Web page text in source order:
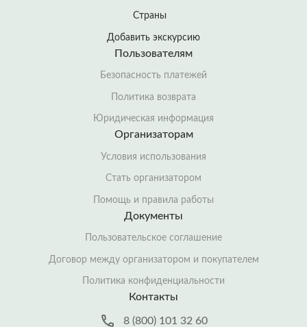
Страны
Добавить экскурсию
Пользователям
Безопасность платежей
Политика возврата
Юридическая информация
Организаторам
Условия использования
Стать организатором
Помощь и правила работы
Документы
Пользовательское соглашение
Договор между организатором и покупателем
Политика конфиденциальности
Контакты
8 (800) 101 32 60